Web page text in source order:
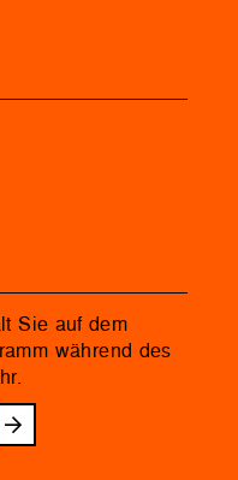
Sie auf dem
während des